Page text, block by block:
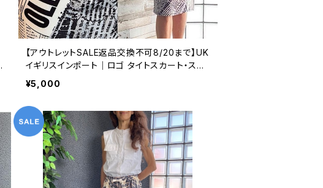
【アウトレットSALE返品交換不可8/20まで】UK
イギリスインポート｜ロゴ タイトスカート・スト
レッチ・ジャージ ペンシルスカート/モノトーン
(6)(12)
¥5,000